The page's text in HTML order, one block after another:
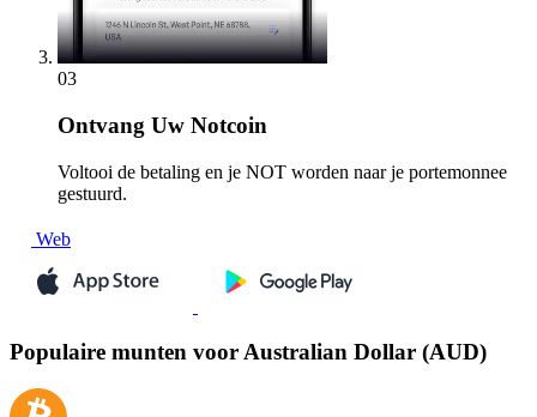
03
Ontvang Uw Notcoin
Voltooi de betaling en je NOT worden naar je portemonnee
gestuurd.
Web
Populaire munten voor Australian Dollar (AUD)